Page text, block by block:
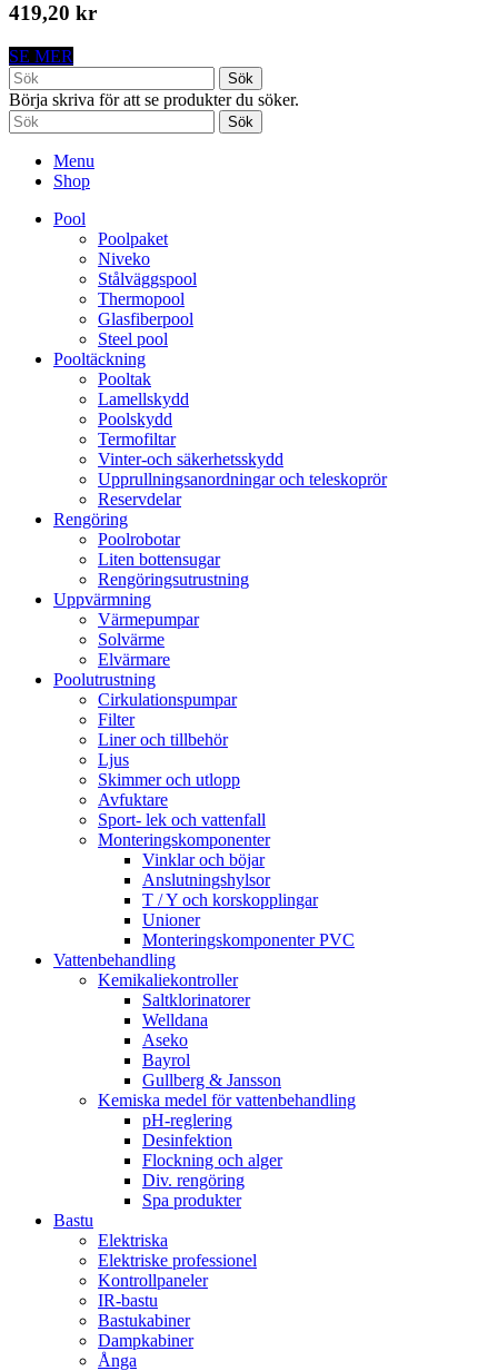
419,20 kr
SE MER
Sök
Börja skriva för att se produkter du söker.
Sök
Menu
Shop
Pool
Poolpaket
Niveko
Stålväggspool
Thermopool
Glasfiberpool
Steel pool
Pooltäckning
Pooltak
Lamellskydd
Poolskydd
Termofiltar
Vinter-och säkerhetsskydd
Upprullningsanordningar och teleskoprör
Reservdelar
Rengöring
Poolrobotar
Liten bottensugar
Rengöringsutrustning
Uppvärmning
Värmepumpar
Solvärme
Elvärmare
Poolutrustning
Cirkulationspumpar
Filter
Liner och tillbehör
Ljus
Skimmer och utlopp
Avfuktare
Sport- lek och vattenfall
Monteringskomponenter
Vinklar och böjar
Anslutningshylsor
T / Y och korskopplingar
Unioner
Monteringskomponenter PVC
Vattenbehandling
Kemikaliekontroller
Saltklorinatorer
Welldana
Aseko
Bayrol
Gullberg & Jansson
Kemiska medel för vattenbehandling
pH-reglering
Desinfektion
Flockning och alger
Div. rengöring
Spa produkter
Bastu
Elektriska
Elektriske professionel
Kontrollpaneler
IR-bastu
Bastukabiner
Dampkabiner
Ånga